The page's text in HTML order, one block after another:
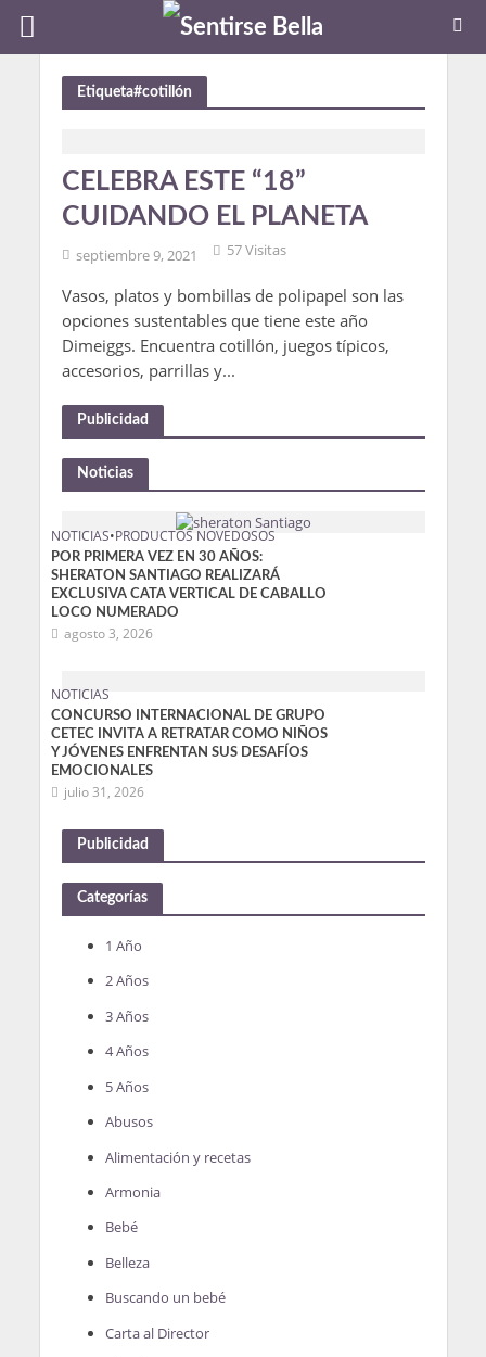
Etiqueta#cotillón
CELEBRA ESTE “18”
CUIDANDO EL PLANETA
septiembre 9, 2021 57 Visitas
Vasos, platos y bombillas de polipapel son las
opciones sustentables que tiene este año
Dimeiggs. Encuentra cotillón, juegos típicos,
accesorios, parrillas y...
Publicidad
Noticias
NOTICIAS•PRODUCTOS NOVEDOSOS
POR PRIMERA VEZ EN 30 AÑOS:
SHERATON SANTIAGO REALIZARÁ
EXCLUSIVA CATA VERTICAL DE CABALLO
LOCO NUMERADO
agosto 3, 2026
NOTICIAS
CONCURSO INTERNACIONAL DE GRUPO
CETEC INVITA A RETRATAR COMO NIÑOS
Y JÓVENES ENFRENTAN SUS DESAFÍOS
EMOCIONALES
julio 31, 2026
Publicidad
Categorías
1 Año
2 Años
3 Años
4 Años
5 Años
Abusos
Alimentación y recetas
Armonia
Bebé
Belleza
Buscando un bebé
Carta al Director